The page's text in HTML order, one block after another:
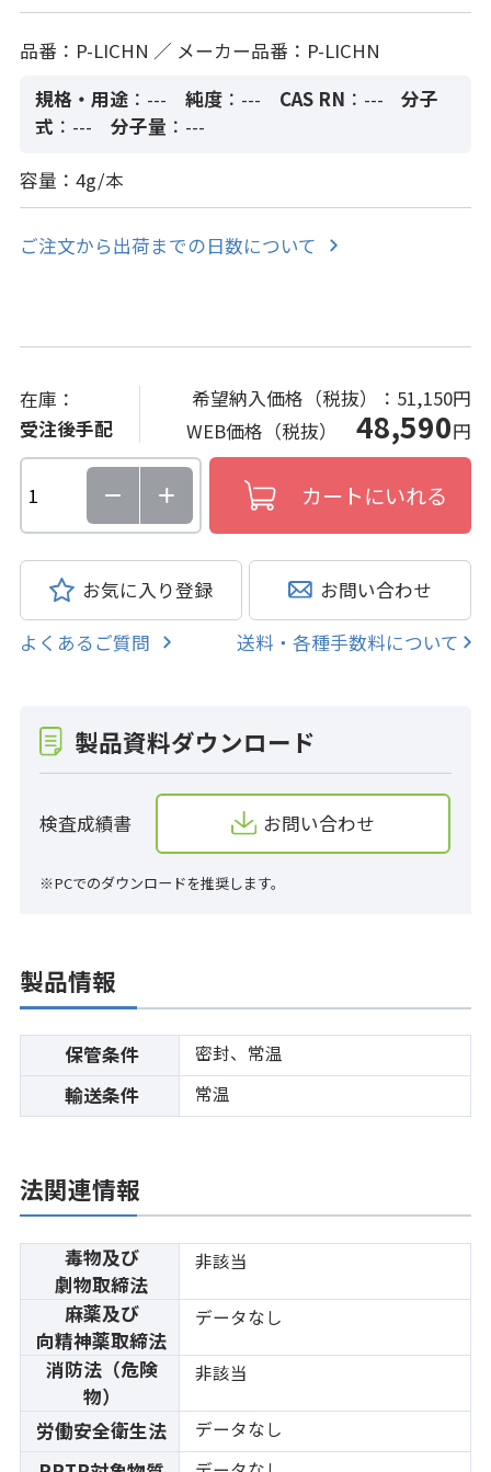
品番：P-LICHN ／ メーカー品番：P-LICHN
規格・用途 ：--- 純度：--- CAS RN ：---
分子
式 ：--- 分子量 ：---
容量：4g/本
ご注文から出荷までの日数について
在庫：
受注後手配
希望納入価格（税抜）： 51,150円
WEB価格（税抜）48,590円
お気に入り登録 お問い合わせ
よくあるご質問 送料・各種手数料について
製品資料ダウンロード
検査成績書 お問い合わせ
※PCでのダウンロードを推奨します。
製品情報
保管条件 密封、常温
輸送条件 常温
法関連情報
毒物及び
劇物取締法
非該当
麻薬及び
向精神薬取締法
データなし
消防法（危険
物）
非該当
労働安全衛生法 データなし